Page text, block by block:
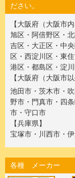
ださい。
【大阪府（大阪市内
旭区・阿倍野区・
吉区・大正区・中
区・西淀川区・東
港区・都島区・淀
【大阪府（大阪市以
池田市・茨木市・
野市・門真市・四
市・守口市
【兵庫県】
宝塚市・川西市・
各種 メーカー